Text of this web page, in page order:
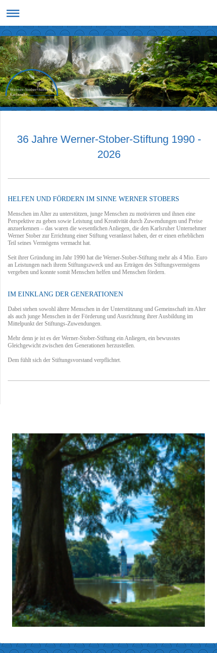
36 Jahre Werner-Stober-Stiftung 1990 -
2026
HELFEN UND FÖRDERN IM SINNE WERNER STOBERS
Menschen im Alter zu unterstützen, junge Menschen zu motivieren und ihnen eine
Perspektive zu geben sowie Leistung und Kreativität durch Zuwendungen und Preise
anzuerkennen – das waren die wesentlichen Anliegen, die den Karlsruher Unternehmer
Werner Stober zur Errichtung einer Stiftung veranlasst haben, der er einen erheblichen
Teil seines Vermögens vermacht hat.
Seit ihrer Gründung im Jahr 1990 hat die Werner-Stober-Stiftung mehr als 4 Mio. Euro
an Leistungen nach ihrem Stiftungszweck und aus Erträgen des Stiftungsvermögens
vergeben und konnte somit Menschen helfen und Menschen fördern.
IM EINKLANG DER GENERATIONEN
Dabei stehen sowohl ältere Menschen in der Unterstützung und Gemeinschaft im Alter
als auch junge Menschen in der Förderung und Ausrichtung ihrer Ausbildung im
Mittelpunkt der Stiftungs-Zuwendungen.
Mehr denn je ist es der Werner-Stober-Stiftung ein Anliegen, ein bewusstes
Gleichgewicht zwischen den Generationen herzustellen.
Dem fühlt sich der Stiftungsvorstand verpflichtet.